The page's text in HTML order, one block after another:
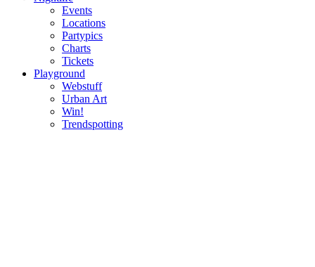
Events
Locations
Partypics
Charts
Tickets
Playground
Webstuff
Urban Art
Win!
Trendspotting